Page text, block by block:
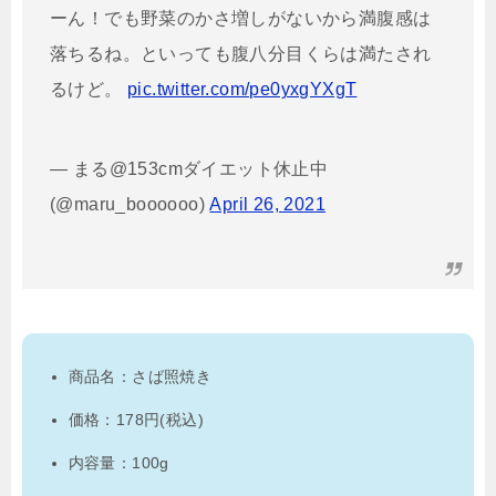
ーん！でも野菜のかさ増しがないから満腹感は
落ちるね。といっても腹八分目くらは満たされ
るけど。 pic.twitter.com/pe0yxgYXgT
— まる@153cmダイエット休止中
(@maru_boooooo)April 26, 2021
商品名：さば照焼き
価格：178円(税込)
内容量：100g